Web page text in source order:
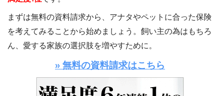
まずは無料の資料請求から、アナタやペットに合った保険
を考えてみることから始めましょう。飼い主の為はもちろ
ん、愛する家族の選択肢を増やすために。
» 無料の資料請求はこちら